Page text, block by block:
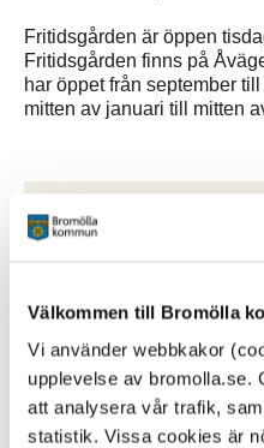
Välkommen till Bromölla
Vi använder webbkakor
upplevelse av bromolla.se.
att analysera vår trafik,
statistik. Vissa cookies är
Fritidsgården är öppen
Fritidsgården finns på
har öppet från september
mitten av januari till mitten
Kontakt
0709-501 104